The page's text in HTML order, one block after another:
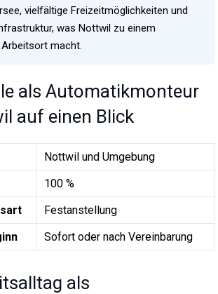
vielfältige Freizeitmöglichkeiten und
was Nottwil zu einem
macht.
als Automatikmonteur
auf einen Blick
Nottwil und Umgebung
100 %
Festanstellung
Sofort oder nach Vereinbarung
als